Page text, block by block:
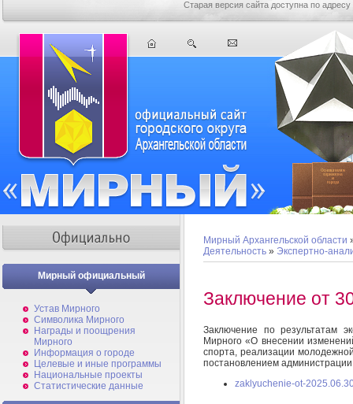
Старая версия сайта доступна по адресу
Мирный официальный
Устав Мирного
Символика Мирного
Награды и поощрения
Мирного
Информация о городе
Целевые и иные программы
Национальные проекты
Статистические данные
Мирный Архангельской области
Деятельность » Экспертно-
Заключение от
Заключение по результатам
Мирного «О внесении
спорта, реализации
постановлением
zaklyuchenie-ot-